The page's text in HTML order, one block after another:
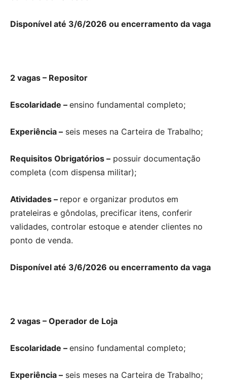
Disponível até 3/6/2026 ou encerramento da vaga
2 vagas – Repositor
Escolaridade – ensino fundamental completo;
Experiência – seis meses na Carteira de Trabalho;
Requisitos Obrigatórios – possuir documentação
completa (com dispensa militar);
Atividades – repor e organizar produtos em
prateleiras e gôndolas, precificar itens, conferir
validades, controlar estoque e atender clientes no
ponto de venda.
Disponível até 3/6/2026 ou encerramento da vaga
2 vagas – Operador de Loja
Escolaridade – ensino fundamental completo;
Experiência – seis meses na Carteira de Trabalho;